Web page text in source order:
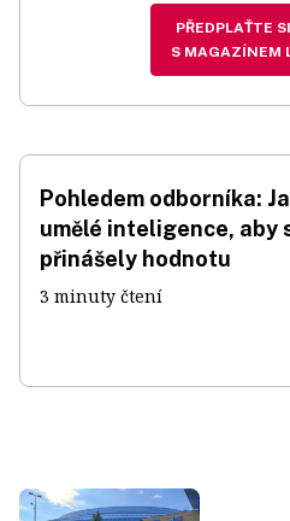
PŘEDPLAŤTE
S MAGAZÍNEM
Pohledem odborníka:
umělé inteligence, aby
přinášely hodnotu
3 minuty čtení